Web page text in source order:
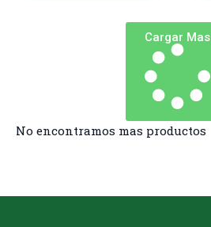
Cargar Mas
No encontramos mas productos